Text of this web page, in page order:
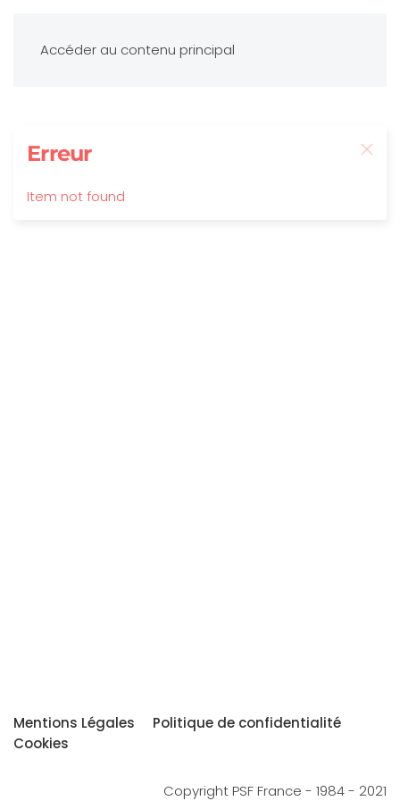
Accéder au contenu principal
Erreur
Item not found
Mentions Légales
Politique de confidentialité
Cookies
Copyright PSF France - 1984 - 2021